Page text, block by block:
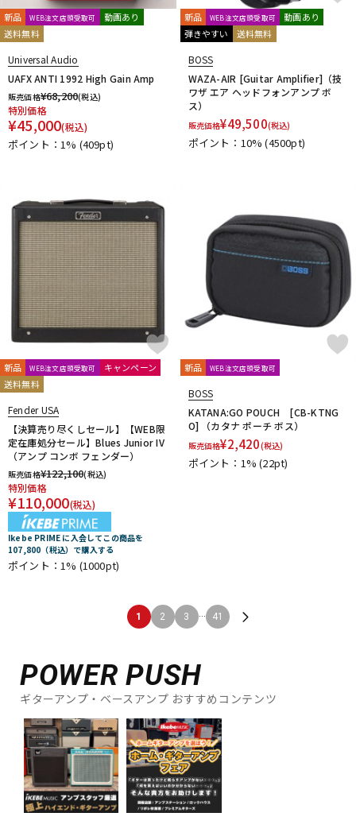
新品 WEB注文店頭受取可
動画あり
送料無料
Universal Audio
UAFX ANTI 1992 High Gain Amp
販売価格¥68,200(税込)
特別価格
¥45,000(税込)
ポイント：1% (409pt)
新品 WEB注文店頭受取可
動画あり
弾きやすい
送料無料
BOSS
WAZA-AIR [Guitar Amplifier]（技
ワザ エア ヘッドフォンアンプ ボ
ス）
販売価格¥49,500(税込)
ポイント：10%(4500pt)
新品 WEB注文店頭受取可
キャンペーン
送料無料
Fender USA
【決算売り尽くしセール】【WEB限
定在庫処分セール】Blues Junior IV
（アンプ コンボ フェンダー）
販売価格¥122,100(税込)
特別価格
¥110,000(税込)
Ikebe PRIME に入会してこの商品を
107,800（税込）で購入する
ポイント：1% (1000pt)
新品 WEB注文店頭受取可
BOSS
KATANA:GO POUCH [CB-KTNG
O] （カタナ ポーチ ボス）
販売価格¥2,420(税込)
ポイント：1%(22pt)
1 2 3 ... 41
POWER PUSH
ギターアンプ・ベースアンプ おすすめコンテンツ